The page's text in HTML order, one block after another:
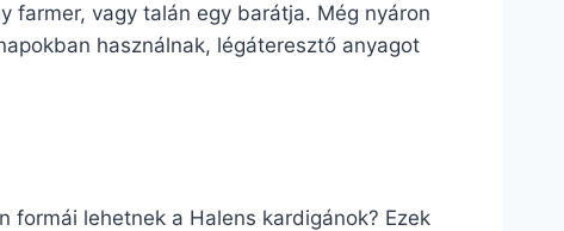
farmer, vagy talán egy barátja. Még nyáron
használnak, légáteresztő anyagot
lehetnek a Halens kardigánok? Ezek